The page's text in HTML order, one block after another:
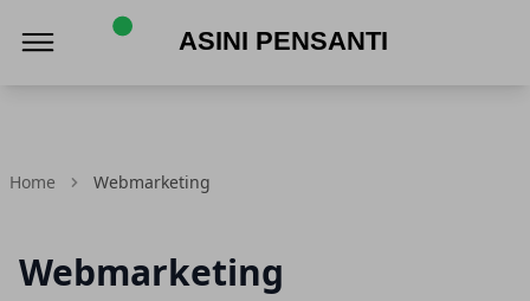
Home Webmarketing
Webmarketing